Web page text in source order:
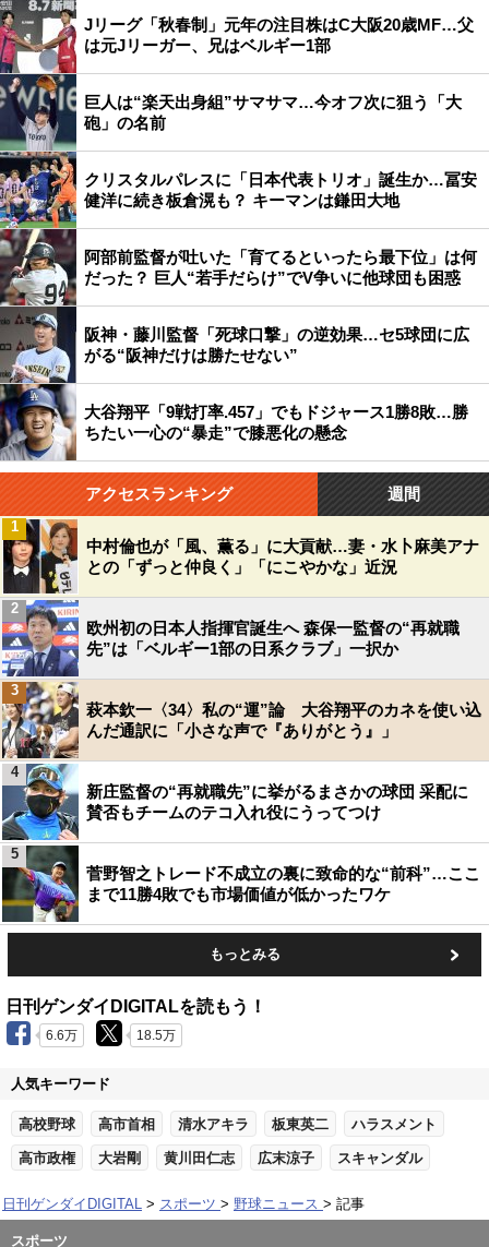
Jリーグ「秋春制」元年の注目株はC大阪20歳MF…父
は元Jリーガー、兄はベルギー1部
巨人は“楽天出身組”サマサマ…今オフ次に狙う「大
砲」の名前
クリスタルパレスに「日本代表トリオ」誕生か…冨安
健洋に続き板倉滉も？ キーマンは鎌田大地
阿部前監督が吐いた「育てるといったら最下位」は何
だった？ 巨人“若手だらけ”でV争いに他球団も困惑
阪神・藤川監督「死球口撃」の逆効果…セ5球団に広
がる“阪神だけは勝たせない”
大谷翔平「9戦打率.457」でもドジャース1勝8敗…勝
ちたい一心の“暴走”で膝悪化の懸念
アクセスランキング 週間
中村倫也が「風、薫る」に大貢献…妻・水卜麻美アナ
との「ずっと仲良く」「にこやかな」近況
1
欧州初の日本人指揮官誕生へ 森保一監督の“再就職
先”は「ベルギー1部の日系クラブ」一択か
2
萩本欽一〈34〉私の“運”論 大谷翔平のカネを使い込
んだ通訳に「小さな声で『ありがとう』」
3
新庄監督の“再就職先”に挙がるまさかの球団 采配に
賛否もチームのテコ入れ役にうってつけ
4
菅野智之トレード不成立の裏に致命的な“前科”…ここ
まで11勝4敗でも市場価値が低かったワケ
5
もっとみる
日刊ゲンダイDIGITALを読もう！
6.6万 18.5万
人気キーワード
高校野球 高市首相 清水アキラ 板東英二 ハラスメント
高市政権 大岩剛 黄川田仁志 広末涼子 スキャンダル
日刊ゲンダイDIGITAL スポーツ 野球ニュース 記事
スポーツ